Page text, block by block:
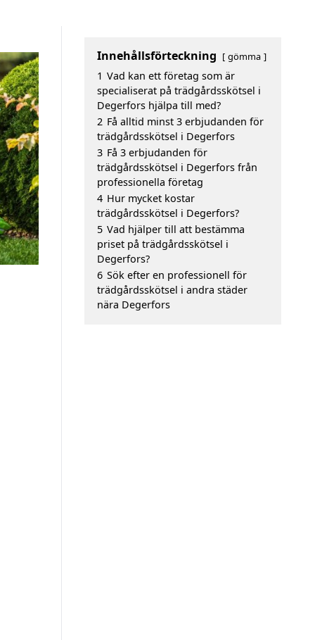
Innehållsförteckning gömma
1 Vad kan ett företag som är
specialiserat på trädgårdsskötsel i
Degerfors hjälpa till med?
2 Få alltid minst 3 erbjudanden för
trädgårdsskötsel i Degerfors
3 Få 3 erbjudanden för
trädgårdsskötsel i Degerfors från
professionella företag
4 Hur mycket kostar
trädgårdsskötsel i Degerfors?
5 Vad hjälper till att bestämma
priset på trädgårdsskötsel i
Degerfors?
6 Sök efter en professionell för
trädgårdsskötsel i andra städer
nära Degerfors